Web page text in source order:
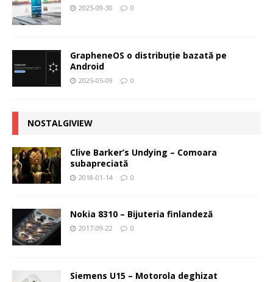
2025-09-30 0
GrapheneOS o distribuție bazată pe
Android
2025-05-09 0
NOSTALGIVIEW
Clive Barker’s Undying – Comoara
subapreciată
2018-01-14 0
Nokia 8310 – Bijuteria finlandeză
2017-09-22 0
Siemens U15 – Motorola deghizat